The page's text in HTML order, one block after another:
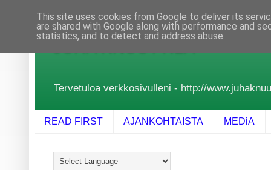
JUHA KNUUTTILA
Tervetuloa verkkosivulleni - http://
READ FIRST AJANKOHTAISTA MEDiA
This site uses cookies from Google to deliver its
are shared with Google along with performance and
statistics, and to detect and address abuse.